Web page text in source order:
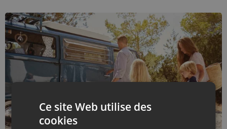
Ce site Web utilise des
cookies